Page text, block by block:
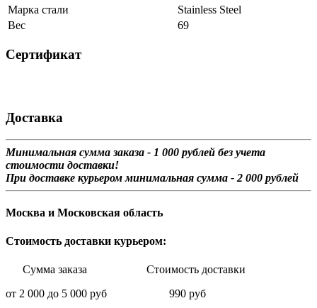
Марка стали
Stainless Steel
Вес
69
Сертификат
Доставка
Минимальная сумма заказа - 1 000 рублей без учета
стоимости доставки!
При доставке курьером минимальная сумма - 2 000 рублей
Москва и Московская область
Стоимость доставки курьером:
Сумма заказа Стоимость доставки
от 2 000 до 5 000 руб 990 руб